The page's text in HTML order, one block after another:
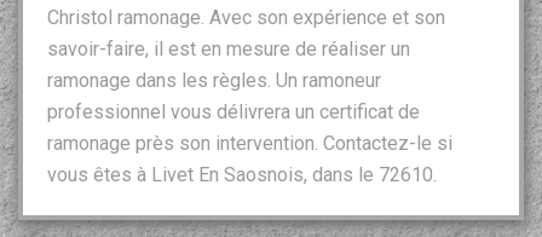
Christol ramonage. Avec son expérience et son
savoir-faire, il est en mesure de réaliser un
ramonage dans les règles. Un ramoneur
professionnel vous délivrera un certificat de
ramonage près son intervention. Contactez-le si
vous êtes à Livet En Saosnois, dans le 72610.